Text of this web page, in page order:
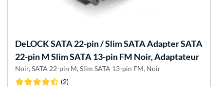
DeLOCKSATA 22-pin / Slim SATA Adapter SATA
22-pin M Slim SATA 13-pin FM Noir, Adaptateur
Noir, SATA 22-pin M, Slim SATA 13-pin FM, Noir
(2)